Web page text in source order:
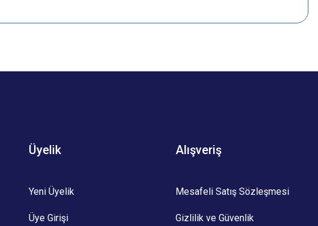
Üyelik
Yeni Üyelik
Üye Girişi
Alışveriş
Mesafeli Satış Sözleşmesi
Gizlilik ve Güvenlik